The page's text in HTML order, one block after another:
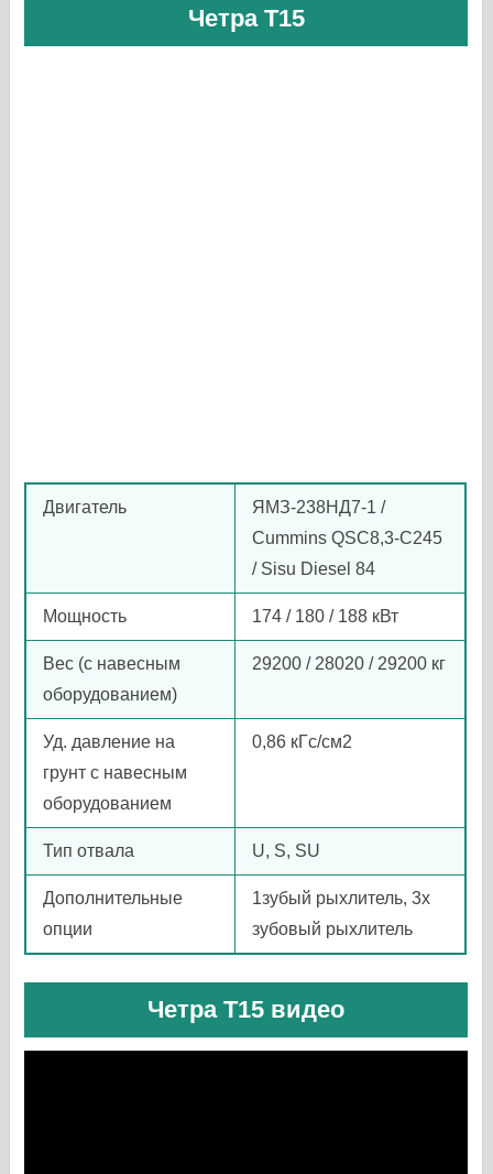
Четра Т15
Двигатель
ЯМЗ-238НД7-1 /
Cummins QSC8,3-C245
/ Sisu Diesel 84
Мощность 174 / 180 / 188 кВт
Вес (с навесным
оборудованием)
29200 / 28020 / 29200 кг
Уд. давление на
грунт с навесным
оборудованием
0,86 кГс/см2
Тип отвала U, S, SU
Дополнительные
опции
1зубый рыхлитель, 3х
зубовый рыхлитель
Четра Т15 видео